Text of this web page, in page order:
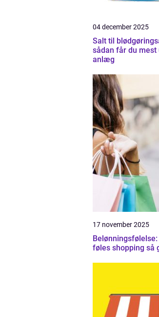
04 december 2025
Salt til
sådan får du mest
anlæg
17 november 2025
føles shopping så